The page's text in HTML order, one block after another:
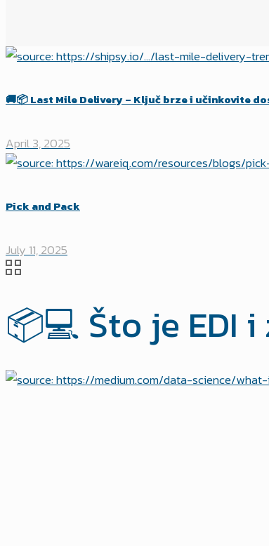
🚚📦 Last Mile Delivery – Ključ brze i učinkovite
April 3, 2025
Pick and Pack
July 11, 2025
📦💻 Što je EDI